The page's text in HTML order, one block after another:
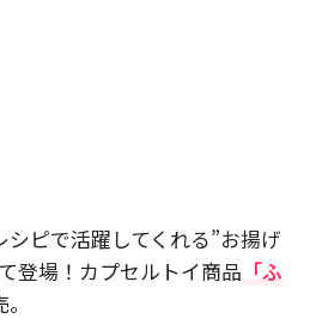
ピで活躍してくれる”お揚げ
登場！カプセルトイ商品 「ふ